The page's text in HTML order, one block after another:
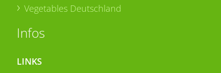
Vegetables Deutschland
Infos
LINKS